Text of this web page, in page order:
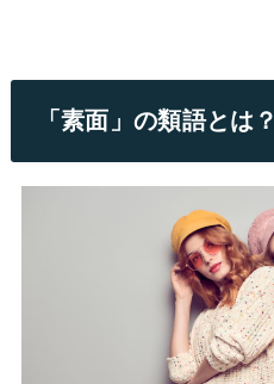
「素面」の類語とは？